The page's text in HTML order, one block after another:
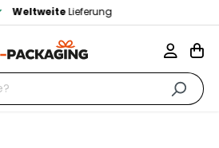
WeltweiteLieferung